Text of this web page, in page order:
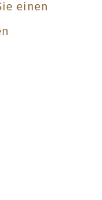
einen